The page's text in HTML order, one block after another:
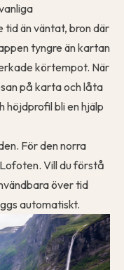
än väntat, bron där
tyngre än kartan
körtempot. När
på kartaoch låta
höjdprofil bli en hjälp
. För den norra
. Vill du förstå
över tid
automatiskt.